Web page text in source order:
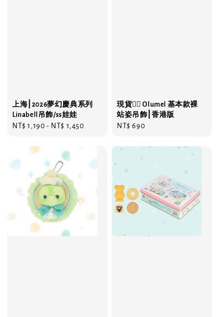
上海⎮2026夢幻慶典系列
Linabell吊飾/ss娃娃
Regular
NT$ 1,190 - NT$ 1,450
現貨❤️‍🔥 Olumel 基本款裸
站姿吊飾⎮香港版
Regular
NT$ 690